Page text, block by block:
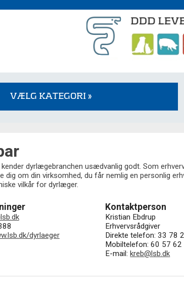
VÆLG KATEGORI »
dyrlægebranchen usædvanlig godt. Som
dig om din virksomhed, du får nemlig en personlig
vilkår for dyrlæger.
dyrlaeger
Kontaktperson
Kristian Ebdrup
Erhvervsrådgiver
Direkte telefon: 33 78
Mobiltelefon: 60 57 62
E-mail:kreb@lsb.dk